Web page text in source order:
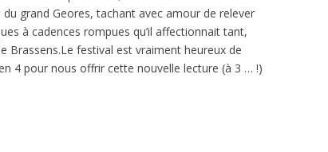
grand Geores, tachant avec amour de relever
à cadences rompues qu’il affectionnait tant,
Brassens.Le festival est vraiment heureux de
4 pour nous offrir cette nouvelle lecture (à 3 … !)